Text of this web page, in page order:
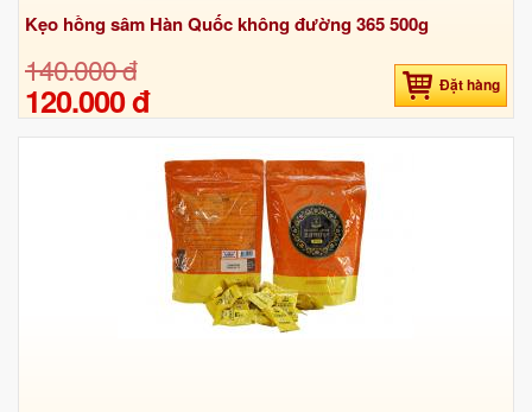
Kẹo hồng sâm Hàn Quốc không đường 365 500g
140.000 đ
120.000 đ Đặt hàng